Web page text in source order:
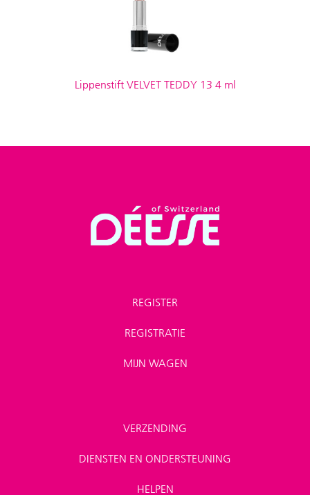
Lippenstift VELVET TEDDY 13 4 ml
REGISTER
REGISTRATIE
MIJN WAGEN
VERZENDING
DIENSTEN EN ONDERSTEUNING
HELPEN